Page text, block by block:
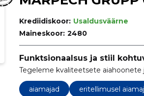
Krediidiskoor: Usaldusväärne
Maineskoor: 2480
Funktsionaalsus ja stiil
Tegeleme kvaliteetsete aiahoonete
aiamajad eritellimusel